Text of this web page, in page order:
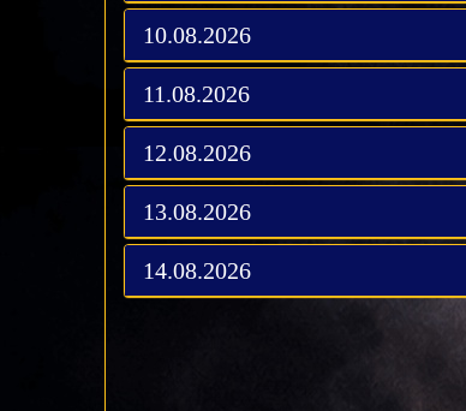
10.08.2026
11.08.2026
12.08.2026
13.08.2026
14.08.2026